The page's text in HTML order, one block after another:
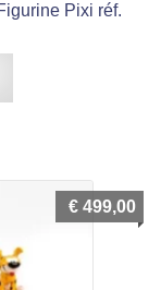
Pixi réf.
€ 499,00